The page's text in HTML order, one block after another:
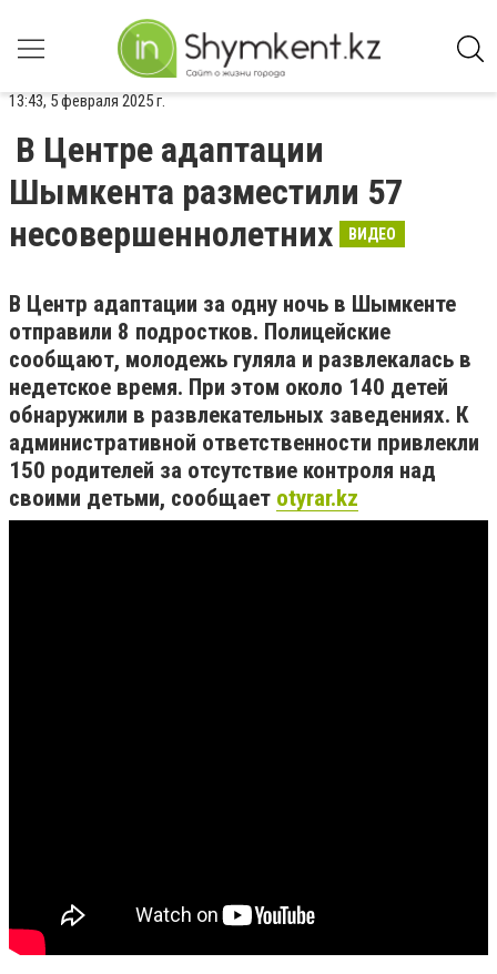
13:43, 5 февраля 2025 г.
В Центре адаптации
Шымкента разместили 57
несовершеннолетних
ВИДЕО
В Центр адаптации за одну ночь в Шымкенте
отправили 8 подростков. Полицейские
сообщают, молодежь гуляла и развлекалась в
недетское время. При этом около 140 детей
обнаружили в развлекательных заведениях. К
административной ответственности привлекли
150 родителей за отсутствие контроля над
своими детьми, сообщает otyrar.kz